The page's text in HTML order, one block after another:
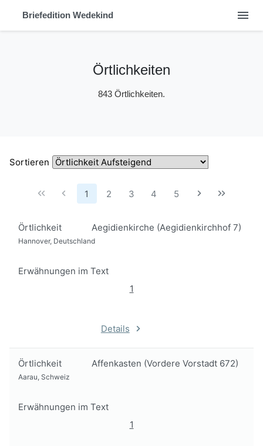
Briefedition Wedekind menu
Örtlichkeiten
843 Örtlichkeiten.
Sortieren
1 2 3 4 5
Örtlichkeit Aegidienkirche (Aegidienkirchhof 7)
Hannover, Deutschland
Erwähnungen im Text
1
Details
Örtlichkeit Affenkasten (Vordere Vorstadt 672)
Aarau, Schweiz
Erwähnungen im Text
1